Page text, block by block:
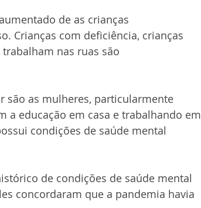
de as crianças
Crianças com deficiência, crianças
nas ruas são
são as mulheres, particularmente
a educação em casa e trabalhando em
condições de saúde mental
de condições de saúde mental
concordaram que a pandemia havia